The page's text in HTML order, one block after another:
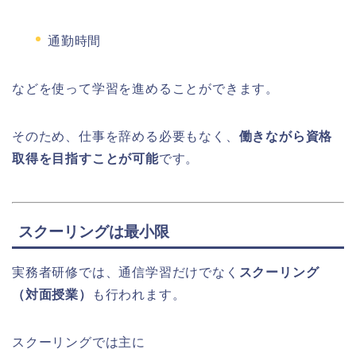
通勤時間
などを使って学習を進めることができます。
そのため、仕事を辞める必要もなく、 働きながら資格
取得を目指すことが可能です。
スクーリングは最小限
実務者研修では、通信学習だけでなく スクーリング
（対面授業）
も行われます。
スクーリングでは主に